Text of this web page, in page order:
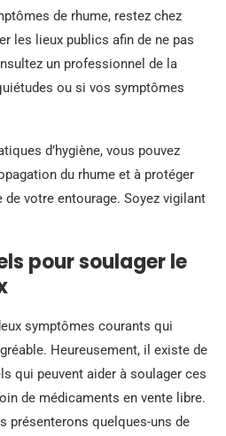
de rhume, restez chez
les lieux publics afin de ne pas
un professionnel de la
ou si vos symptômes
d’hygiène, vous pouvez
du rhume et à protéger
votre entourage. Soyez vigilant
pour soulager le
symptômes courants qui
Heureusement, il existe de
qui peuvent aider à soulager ces
de médicaments en vente libre.
présenterons quelques-uns de